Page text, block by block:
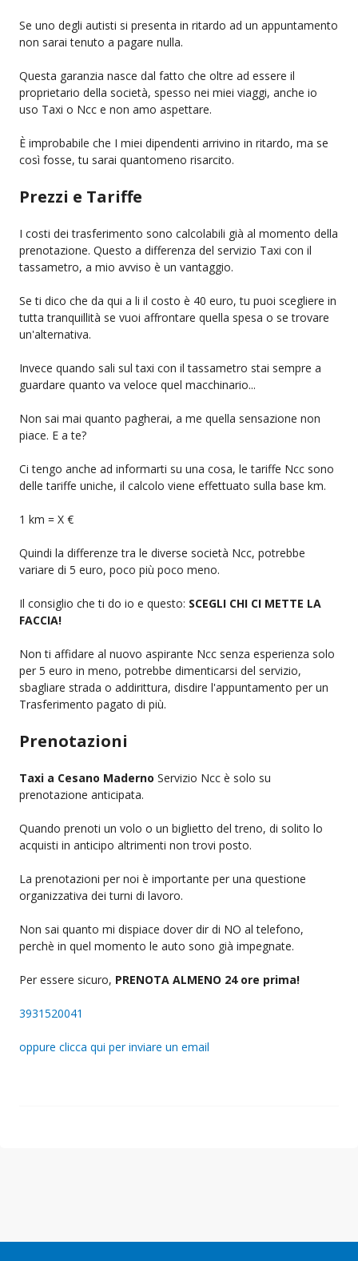
Se uno degli autisti si presenta in ritardo ad un appuntamento
non sarai tenuto a pagare nulla.
Questa garanzia nasce dal fatto che oltre ad essere il
proprietario della società, spesso nei miei viaggi, anche io
uso Taxi o Ncc e non amo aspettare.
È improbabile che I miei dipendenti arrivino in ritardo, ma se
così fosse, tu sarai quantomeno risarcito.
Prezzi e Tariffe
I costi dei trasferimento sono calcolabili già al momento della
prenotazione. Questo a differenza del servizio Taxi con il
tassametro, a mio avviso è un vantaggio.
Se ti dico che da qui a li il costo è 40 euro, tu puoi scegliere in
tutta tranquillità se vuoi affrontare quella spesa o se trovare
un'alternativa.
Invece quando sali sul taxi con il tassametro stai sempre a
guardare quanto va veloce quel macchinario...
Non sai mai quanto pagherai, a me quella sensazione non
piace. E a te?
Ci tengo anche ad informarti su una cosa, le tariffe Ncc sono
delle tariffe uniche, il calcolo viene effettuato sulla base km.
1 km = X €
Quindi la differenze tra le diverse società Ncc, potrebbe
variare di 5 euro, poco più poco meno.
Il consiglio che ti do io e questo: SCEGLI CHI CI METTE LA
FACCIA!
Non ti affidare al nuovo aspirante Ncc senza esperienza solo
per 5 euro in meno, potrebbe dimenticarsi del servizio,
sbagliare strada o addirittura, disdire l'appuntamento per un
Trasferimento pagato di più.
Prenotazioni
Taxi a Cesano Maderno Servizio Ncc è solo su
prenotazione anticipata.
Quando prenoti un volo o un biglietto del treno, di solito lo
acquisti in anticipo altrimenti non trovi posto.
La prenotazioni per noi è importante per una questione
organizzativa dei turni di lavoro.
Non sai quanto mi dispiace dover dir di NO al telefono,
perchè in quel momento le auto sono già impegnate.
Per essere sicuro, PRENOTA ALMENO 24 ore prima!
3931520041
oppure clicca qui per inviare un email